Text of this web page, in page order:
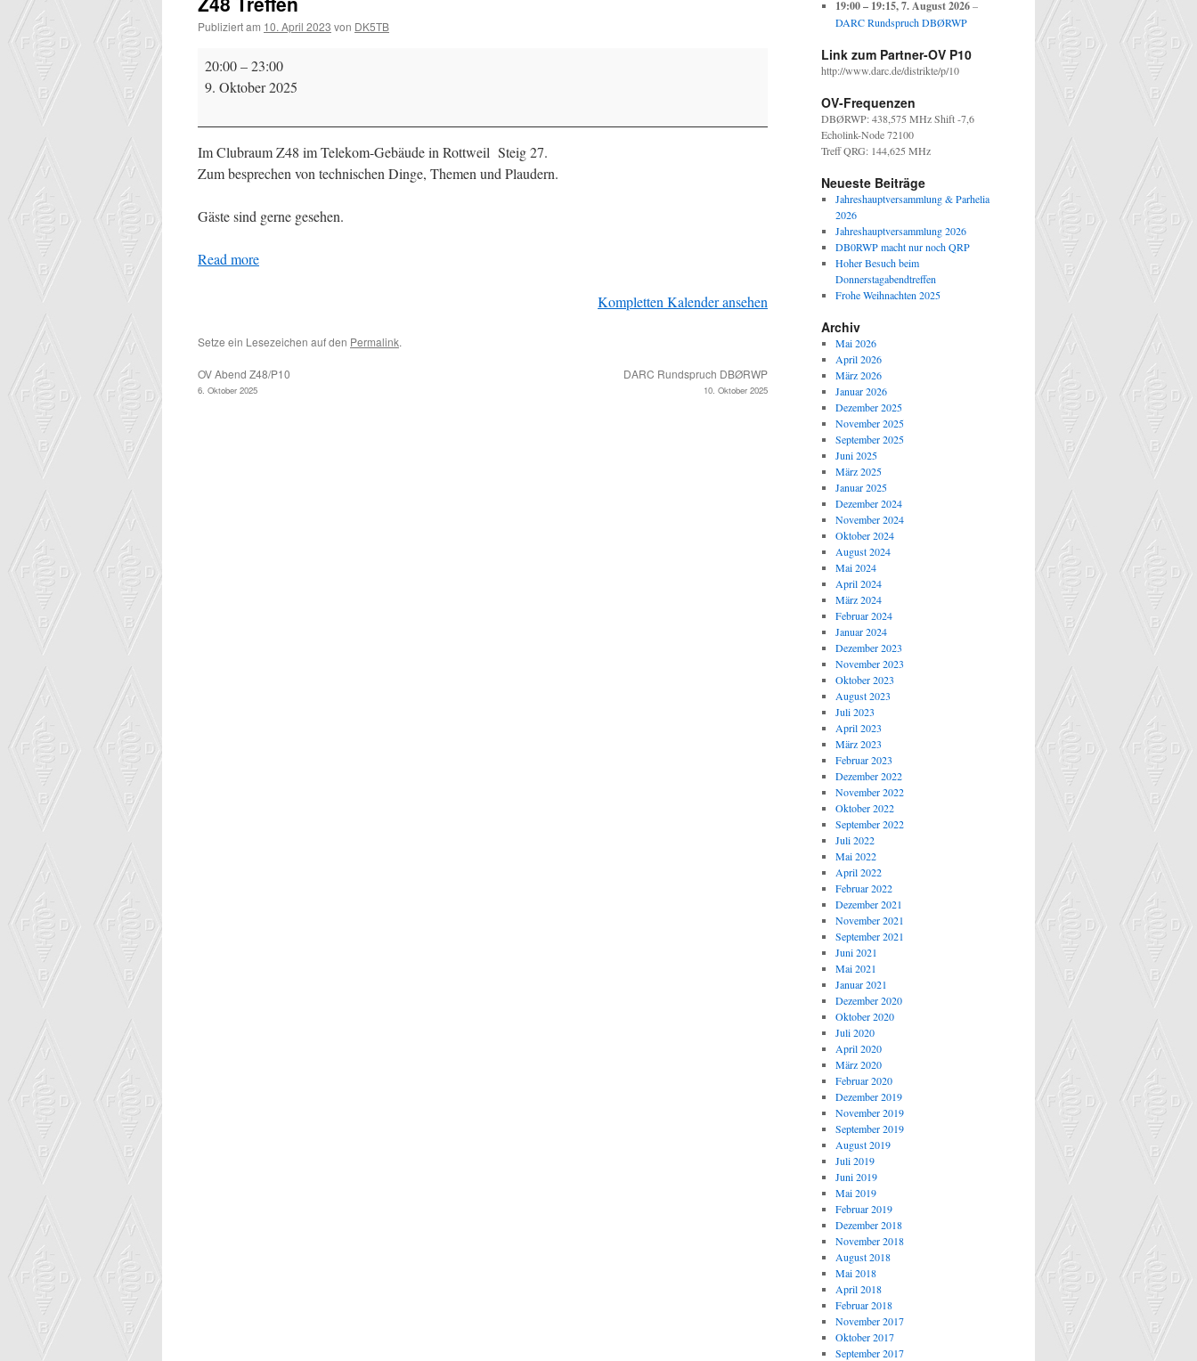
Publiziert am 10. April 2023 von DK5TB
Z48
Treffen
20:00–23:00
9. Oktober 2025
Im Clubraum Z48 im Telekom-Gebäude in Rottweil Steig 27.
Zum besprechen von technischen Dinge, Themen und Plaudern.
Gäste sind gerne gesehen.
Read more
Kompletten Kalender ansehen
Setze ein Lesezeichen auf den Permalink.
OV Abend Z48/P10
6. Oktober 2025
DARC Rundspruch DBØRWP
10. Oktober 2025
19:00 – 19:15,7. August 2026–
DARC Rundspruch DBØRWP
Link zum Partner-OV P10
http://www.darc.de/distrikte/p/10
OV-Frequenzen
DBØRWP: 438,575 MHz Shift -7,6
Echolink-Node 72100
Treff QRG: 144,625 MHz
Neueste Beiträge
Jahreshauptversammlung & Parhelia
2026
Jahreshauptversammlung 2026
DB0RWP macht nur noch QRP
Hoher Besuch beim
Donnerstagabendtreffen
Frohe Weihnachten 2025
Archiv
Mai 2026
April 2026
März 2026
Januar 2026
Dezember 2025
November 2025
September 2025
Juni 2025
März 2025
Januar 2025
Dezember 2024
November 2024
Oktober 2024
August 2024
Mai 2024
April 2024
März 2024
Februar 2024
Januar 2024
Dezember 2023
November 2023
Oktober 2023
August 2023
Juli 2023
April 2023
März 2023
Februar 2023
Dezember 2022
November 2022
Oktober 2022
September 2022
Juli 2022
Mai 2022
April 2022
Februar 2022
Dezember 2021
November 2021
September 2021
Juni 2021
Mai 2021
Januar 2021
Dezember 2020
Oktober 2020
Juli 2020
April 2020
März 2020
Februar 2020
Dezember 2019
November 2019
September 2019
August 2019
Juli 2019
Juni 2019
Mai 2019
Februar 2019
Dezember 2018
November 2018
August 2018
Mai 2018
April 2018
Februar 2018
November 2017
Oktober 2017
September 2017